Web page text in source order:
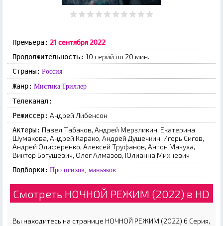
Премьера: 21 сентября 2022
Продолжительность: 10 серий по 20 мин.
Страны: Россия
Жанр: Мистика Триллер
Телеканал:
Режиссер: Андрей Либенсон
Актеры: Павел Табаков, Андрей Мерзликин, Екатерина
Шумакова, Андрей Карако, Андрей Душечкин, Игорь Сигов,
Андрей Олиференко, Алексей Труфанов, Антон Макуха,
Виктор Богушевич, Олег Алмазов, Юлианна Михневич
Подборки: Про психов, маньяков
Смотреть НОЧНОЙ РЕЖИМ (2022) в HD
Вы находитесь на странице НОЧНОЙ РЕЖИМ (2022) 6 Серия,